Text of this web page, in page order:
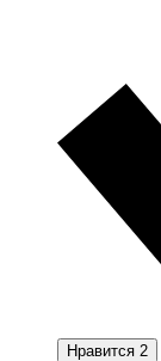
Нравится 2